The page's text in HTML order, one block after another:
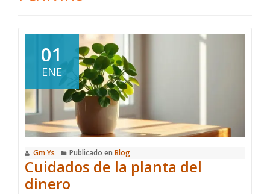
01
ENE
Gm Ys Publicado en Blog
Cuidados de la planta del
dinero